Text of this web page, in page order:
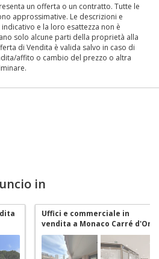
un offerta o un contratto. Tutte le
approssimative. Le descrizioni e
e la loro esattezza non è
solo alcune parti della proprietà alla
di Vendita è valida salvo in caso di
affito o cambio del prezzo o altra
in
Uffici e commerciale in
vendita a Monaco Carré d'Or